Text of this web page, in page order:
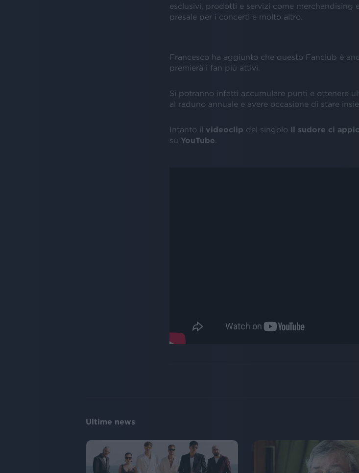
esclusivi, prodotti e servizi come merchandising
presale per i concerti e molto altro.
Francesco ha aggiunto che questo Fanclub è
premierà i fan più attivi.
Si potranno infatti accumulare punti e ottenere
al raduno annuale e avere occasione di stare
Intanto il videoclip del singolo Il sudore ci
su YouTube
Ultime news